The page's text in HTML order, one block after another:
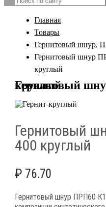
Главная
Товары
Гернитовый шнур,
Гернитовый шнур
круглый
Гернитовый шнур ПРП60 К18 400 круглый
Гернитовый
400 круглый
₽ 76.70
Гернитовый шнур ПРП60